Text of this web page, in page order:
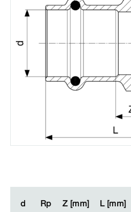
d Rp Z [mm] L [mm]
d Rp Z [mm] L [mm]